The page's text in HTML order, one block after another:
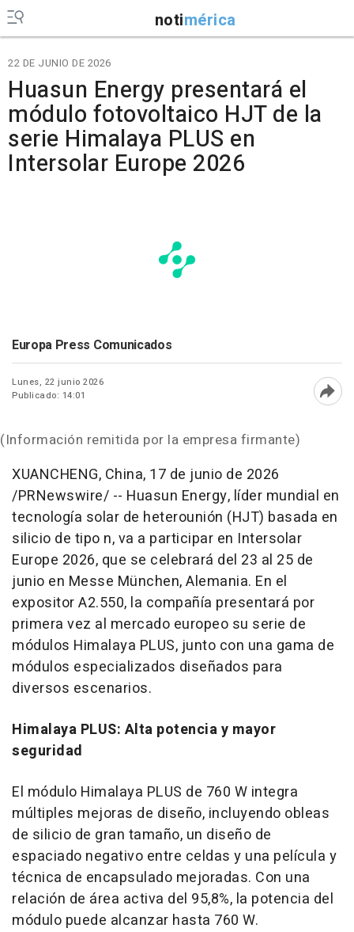
notimérica
22 DE JUNIO DE 2026
Huasun Energy presentará el
módulo fotovoltaico HJT de la
serie Himalaya PLUS en
Intersolar Europe 2026
Europa Press Comunicados
Lunes, 22 junio 2026
Publicado: 14:01
(Información remitida por la empresa firmante)
XUANCHENG, China, 17 de junio de 2026
/PRNewswire/ -- Huasun Energy, líder mundial en
tecnología solar de heterounión (HJT) basada en
silicio de tipo n, va a participar en Intersolar
Europe 2026, que se celebrará del 23 al 25 de
junio en Messe München, Alemania. En el
expositor A2.550, la compañía presentará por
primera vez al mercado europeo su serie de
módulos Himalaya PLUS, junto con una gama de
módulos especializados diseñados para
diversos escenarios.
Himalaya PLUS: Alta potencia y mayor
seguridad
El módulo Himalaya PLUS de 760 W integra
múltiples mejoras de diseño, incluyendo obleas
de silicio de gran tamaño, un diseño de
espaciado negativo entre celdas y una película y
técnica de encapsulado mejoradas. Con una
relación de área activa del 95,8%, la potencia del
módulo puede alcanzar hasta 760 W.